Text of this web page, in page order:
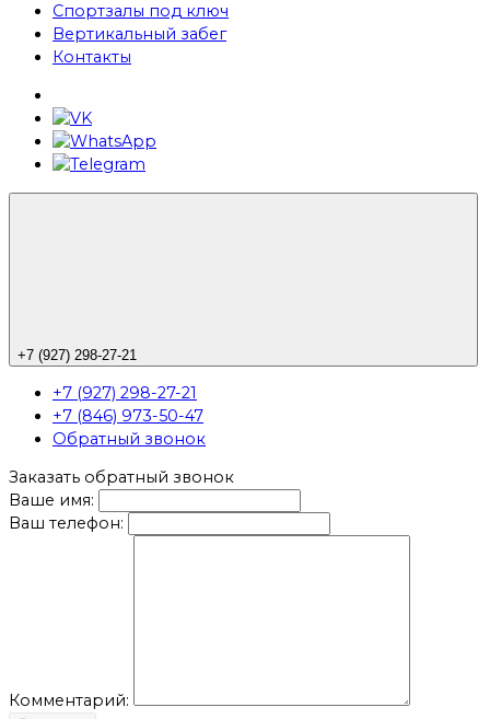
Спортзалы под ключ
Вертикальный забег
Контакты
+7 (927) 298-27-21
+7 (927) 298-27-21
+7 (846) 973-50-47
Обратный звонок
Заказать обратный звонок
Ваше имя:
Ваш телефон:
Комментарий: